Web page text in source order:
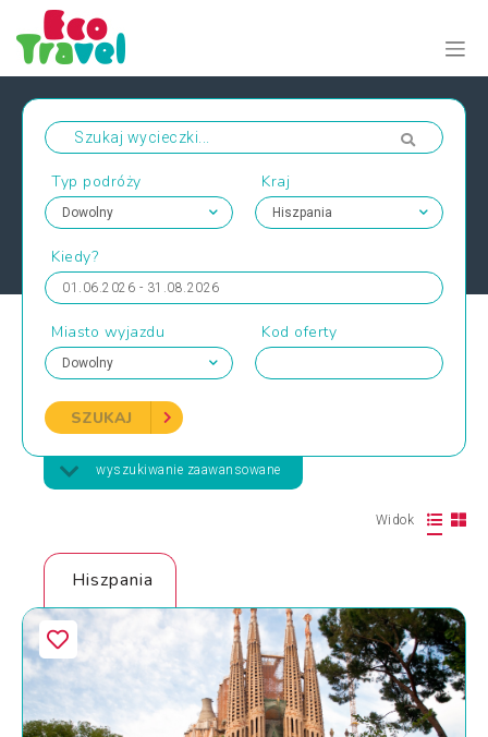
Typ podróży Kraj
Kiedy?
01.06.2026 - 31.08.2026
Miasto wyjazdu Kod oferty
SZUKAJ
wyszukiwanie zaawansowane
Widok
Hiszpania